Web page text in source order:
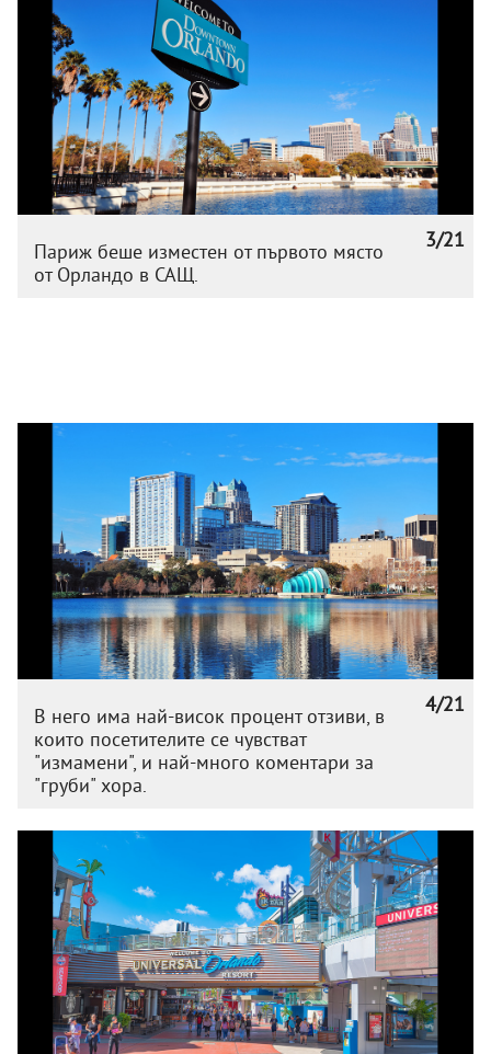
3/21
Париж беше изместен от първото място
от Орландо в САЩ.
4/21
В него има най-висок процент отзиви, в
които посетителите се чувстват
"измамени", и най-много коментари за
"груби" хора.